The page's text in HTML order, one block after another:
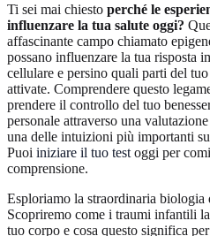
Ti sei mai chiesto perché le
influenzare la tua salute oggi?
affascinante campo chiamato
possano influenzare la tua risposta
cellulare e persino quali parti del
attivate. Comprendere questo
prendere il controllo del tuo
personale attraverso una
una delle intuizioni più importanti
Puoi iniziare il tuo test oggi per
comprensione.
Esploriamo la straordinaria
Scopriremo come i traumi infantili
tuo corpo e cosa questo significa